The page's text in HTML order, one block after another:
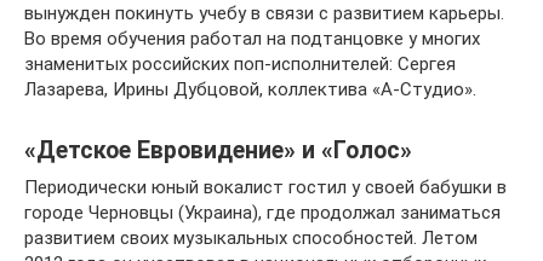
вынужден покинуть учебу в связи с развитием карьеры.
Во время обучения работал на подтанцовке у многих
знаменитых российских поп-исполнителей: Сергея
Лазарева, Ирины Дубцовой, коллектива «А-Студио».
«Детское Евровидение» и «Голос»
Периодически юный вокалист гостил у своей бабушки в
городе Черновцы (Украина), где продолжал заниматься
развитием своих музыкальных способностей. Летом